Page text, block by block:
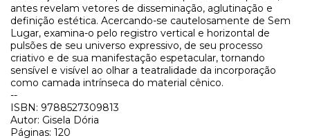
antes revelam vetores de disseminação, aglutinação e
definição estética. Acercando-se cautelosamente de Sem
Lugar, examina-o pelo registro vertical e horizontal de
pulsões de seu universo expressivo, de seu processo
criativo e de sua manifestação espetacular, tornando
sensível e visível ao olhar a teatralidade da incorporação
como camada intrínseca do material cênico.
--
ISBN: 9788527309813
Autor: Gisela Dória
Páginas: 120